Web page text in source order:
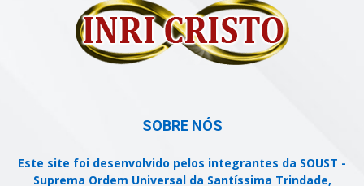
SOBRE NÓS
Este site foi desenvolvido pelos integrantes da SOUST -
Suprema Ordem Universal da Santíssima Trindade,